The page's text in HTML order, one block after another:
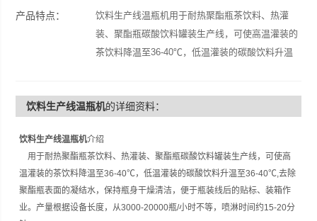
产品特点：
饮料生产线温瓶机用于耐热聚酯瓶茶饮料、热灌
装、聚酯瓶碳酸饮料罐装生产线，可使高温灌装的
茶饮料降温至36-40℃，低温灌装的碳酸饮料升温
据设备长度，从3000-20000瓶/小时不等，喷淋时
饮料生产线温瓶机的详细资料：
饮料生产线温瓶机介绍
用于耐热聚酯瓶茶饮料、热灌装、聚酯瓶碳酸饮料罐装生产线，可使高
温灌装的茶饮料降温至36-40℃，低温灌装的碳酸饮料升温至36-40℃,去除
聚酯瓶表面的凝结水，保持瓶身干燥清洁，便于瓶装线后的贴标、装箱作
业。产量根据设备长度，从3000-20000瓶/小时不等，喷淋时间约15-20分